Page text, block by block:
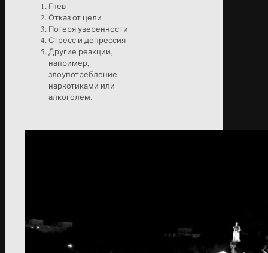
Гнев
Отказ от цели
Потеря уверенности
Стресс и депрессия
Другие реакции,
например,
злоупотребление
наркотиками или
алкоголем.